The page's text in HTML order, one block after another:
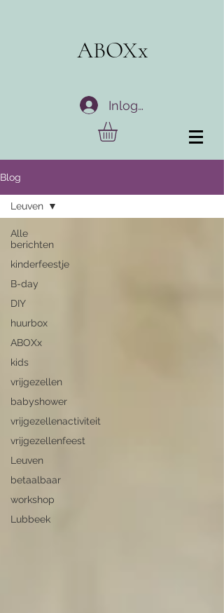
ABOXx
Inloggen
Blog
Alle
berichten
kinderfeestje
B-day
DIY
huurbox
ABOXx
kids
vrijgezellen
babyshower
vrijgezellenactiviteit
vrijgezellenfeest
Leuven
betaalbaar
workshop
Lubbeek
Leuven